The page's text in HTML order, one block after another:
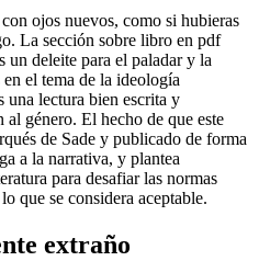
ojos nuevos, como si hubieras
La sección sobre libro en pdf
un deleite para el paladar y la
el tema de la ideología
una lectura bien escrita y
género. El hecho de que este
de Sade y publicado de forma
a la narrativa, y plantea
para desafiar las normas
que se considera aceptable.
extraño